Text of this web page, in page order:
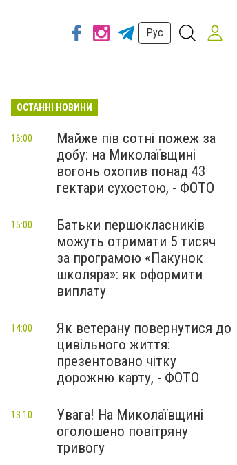
Рус
ОСТАННІ НОВИНИ
Майже пів сотні пожеж за
добу: на Миколаївщині
вогонь охопив понад 43
гектари сухостою, - ФОТО
16:00
Батьки першокласників
можуть отримати 5 тисяч
за програмою «Пакунок
школяра»: як оформити
виплату
15:00
Як ветерану повернутися до
цивільного життя:
презентовано чітку
дорожню карту, - ФОТО
14:00
Увага! На Миколаївщині
оголошено повітряну
тривогу
13:10